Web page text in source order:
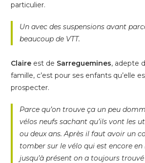
particulier.
Un avec des suspensions avant
beaucoup de VTT.
Claire est de Sarreguemines, adepte
famille, c’est pour ses enfants qu’elle
prospecter.
Parce qu’on trouve ça un peu
vélos neufs sachant qu’ils vont les
ou deux ans. Après il faut avoir un
tomber sur le vélo qui est encore
jusqu’à présent on a toujours